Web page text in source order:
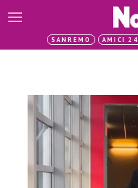
SANREMO AMICI 24